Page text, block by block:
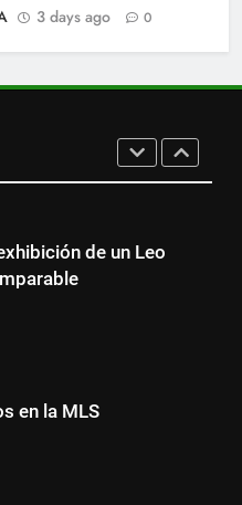
3 days ago 0
de Lewandowski
de un Leo
en la MLS